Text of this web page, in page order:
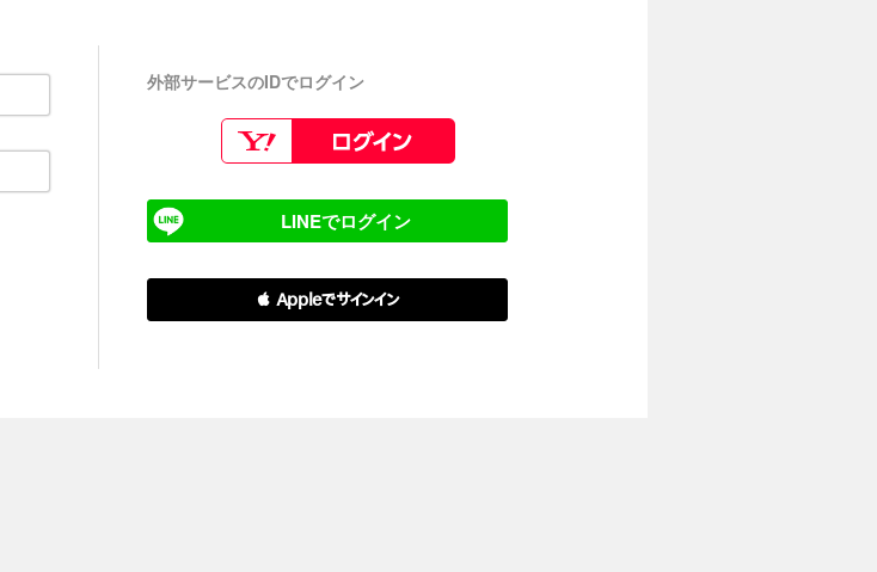
外部サービスのIDでログイン
LINEでログイン
 Appleでサインイン